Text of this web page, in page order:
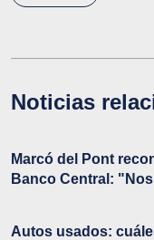
Noticias
Marcó del Pont
Banco Central:
Autos usados: